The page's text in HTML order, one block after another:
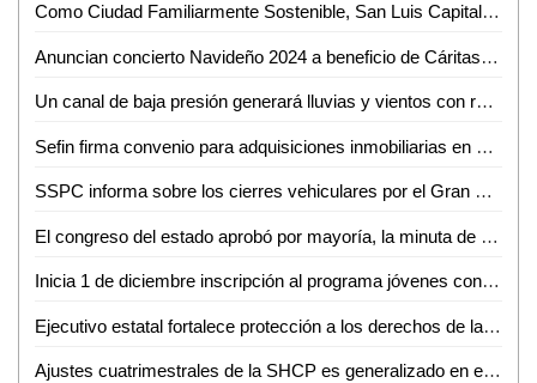
Como Ciudad Familiarmente Sostenible, San Luis Capital es un referente internacional
Anuncian concierto Navideño 2024 a beneficio de Cáritas Ciudad Valles
Un canal de baja presión generará lluvias y vientos con rachas fuertes durante el fin de semana para el estado de San Luis Potosí
Sefin firma convenio para adquisiciones inmobiliarias en municipios
SSPC informa sobre los cierres vehiculares por el Gran Fondo Nairo 2024
El congreso del estado aprobó por mayoría, la minuta de reforma constitucional federal, en materia de simplificación orgánica
Inicia 1 de diciembre inscripción al programa jóvenes construyendo el futuro 2025: presidenta Claudia Sheinbaum; habrá 90 mil nuevos beneficiarios
Ejecutivo estatal fortalece protección a los derechos de la niñez y adolescencia
Ajustes cuatrimestrales de la SHCP es generalizado en el país; se utilizan fórmulas de distribución de la ley de coordinación fiscal